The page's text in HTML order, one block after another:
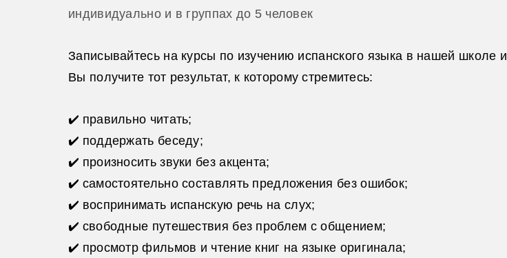
индивидуально и в группах до 5 человек
Записывайтесь на курсы по изучению испанского языка в нашей школе и
Вы получите тот результат, к которому стремитесь:
✔ правильно читать;
✔ поддержать беседу;
✔ произносить звуки без акцента;
✔ самостоятельно составлять предложения без ошибок;
✔ воспринимать испанскую речь на слух;
✔ свободные путешествия без проблем с общением;
✔ просмотр фильмов и чтение книг на языке оригинала;